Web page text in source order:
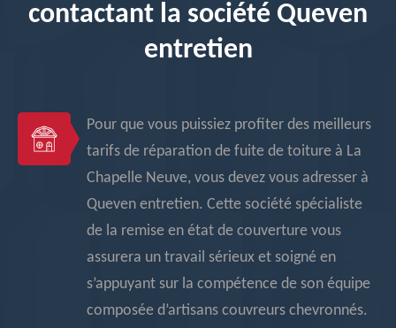
contactant la société Queven
entretien
Pour que vous puissiez profiter des meilleurs
tarifs de réparation de fuite de toiture à La
Chapelle Neuve, vous devez vous adresser à
Queven entretien. Cette société spécialiste
de la remise en état de couverture vous
assurera un travail sérieux et soigné en
s’appuyant sur la compétence de son équipe
composée d’artisans couvreurs chevronnés.